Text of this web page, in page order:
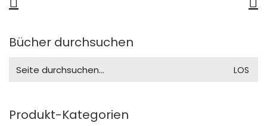
Bücher durchsuchen
for:
Produkt-Kategorien